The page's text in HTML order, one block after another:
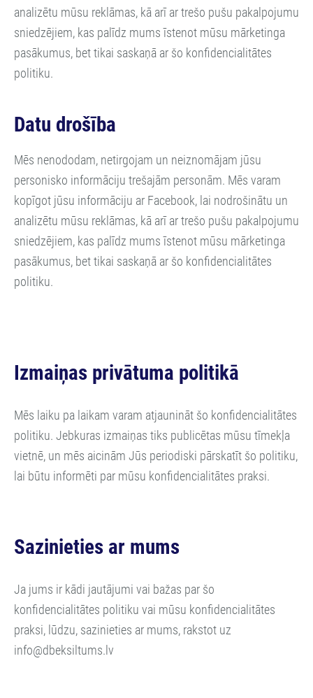
analizētu mūsu reklāmas, kā arī ar trešo pušu pakalpojumu
sniedzējiem, kas palīdz mums īstenot mūsu mārketinga
pasākumus, bet tikai saskaņā ar šo konfidencialitātes
politiku.
Datu drošība
Mēs nenododam, netirgojam un neiznomājam jūsu
personisko informāciju trešajām personām. Mēs varam
kopīgot jūsu informāciju ar Facebook, lai nodrošinātu un
analizētu mūsu reklāmas, kā arī ar trešo pušu pakalpojumu
sniedzējiem, kas palīdz mums īstenot mūsu mārketinga
pasākumus, bet tikai saskaņā ar šo konfidencialitātes
politiku.
Izmaiņas privātuma politikā
Mēs laiku pa laikam varam atjaunināt šo konfidencialitātes
politiku. Jebkuras izmaiņas tiks publicētas mūsu tīmekļa
vietnē, un mēs aicinām Jūs periodiski pārskatīt šo politiku,
lai būtu informēti par mūsu konfidencialitātes praksi.
Sazinieties ar mums
Ja jums ir kādi jautājumi vai bažas par šo
konfidencialitātes politiku vai mūsu konfidencialitātes
praksi, lūdzu, sazinieties ar mums, rakstot uz
info@dbeksiltums.lv